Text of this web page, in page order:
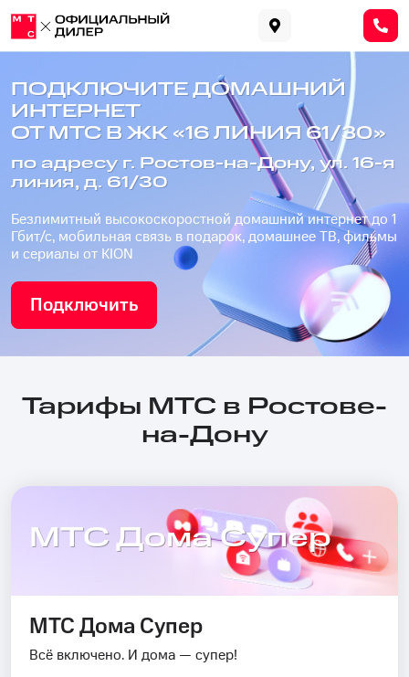
ПОДКЛЮЧИТЕ ДОМАШНИЙ
ИНТЕРНЕТ
ОТ МТС В ЖК «16 ЛИНИЯ 61/30»
по адресу г. Ростов-на-Дону, ул. 16-я
линия, д. 61/30
Безлимитный высокоскоростной домашний интернет до 1
Гбит/с, мобильная связь в подарок, домашнее ТВ, фильмы
и сериалы от KION
Подключить
Тарифы МТС в Ростове-
на-Дону
МТС Дома Супер
МТС Дома Супер
Всё включено. И дома — супер!